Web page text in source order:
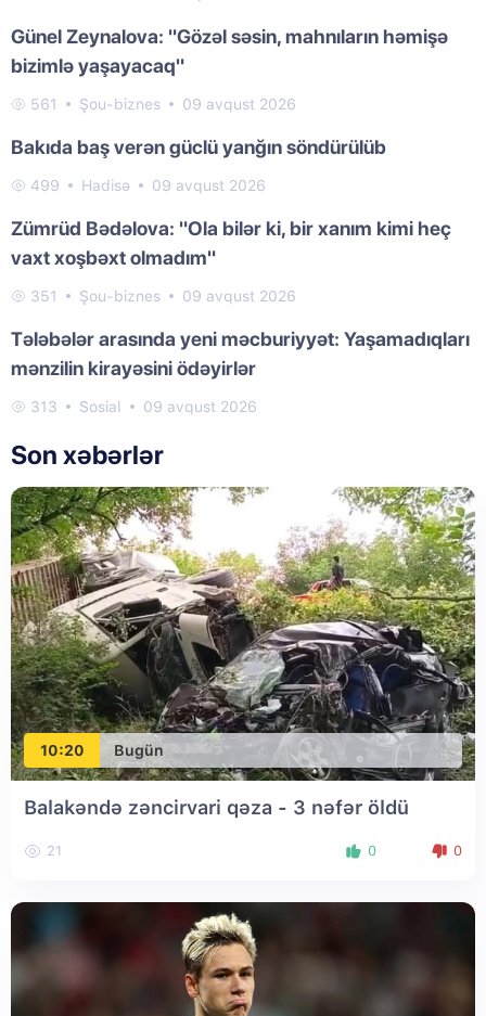
Günel Zeynalova: "Gözəl səsin, mahnıların həmişə
bizimlə yaşayacaq"
561 Şou-biznes 09 avqust 2026
Bakıda baş verən güclü yanğın söndürülüb
499 Hadisə 09 avqust 2026
Zümrüd Bədəlova: "Ola bilər ki, bir xanım kimi heç
vaxt xoşbəxt olmadım"
351 Şou-biznes 09 avqust 2026
Tələbələr arasında yeni məcburiyyət: Yaşamadıqları
mənzilin kirayəsini ödəyirlər
313 Sosial 09 avqust 2026
Son xəbərlər
10:20 Bugün
Balakəndə zəncirvari qəza - 3 nəfər öldü
21 0 0